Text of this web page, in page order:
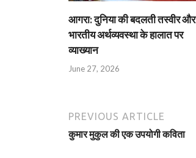
आगरा: दुनिया की बदलती तस्वीर और
भारतीय अर्थव्यवस्था के हालात पर
व्याख्यान
June 27, 2026
PREVIOUS ARTICLE
कुमार मुकुल की एक उपयोगी कविता